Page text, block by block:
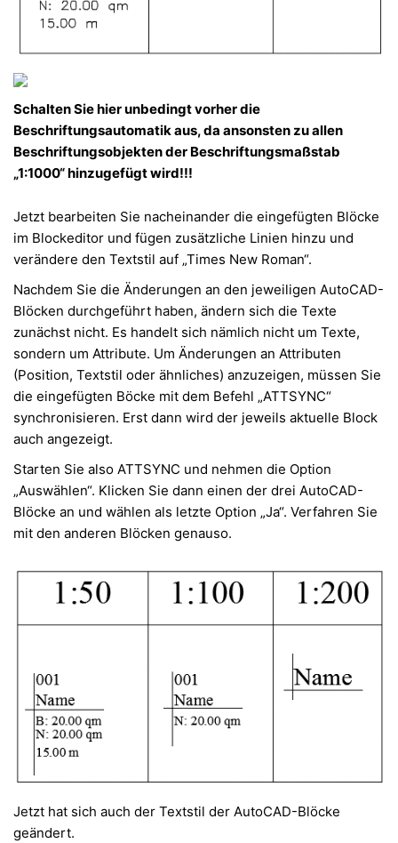
Schalten Sie hier unbedingt vorher die
Beschriftungsautomatik aus, da ansonsten zu allen
Beschriftungsobjekten der Beschriftungsmaßstab
„1:1000“ hinzugefügt wird!!!
Jetzt bearbeiten Sie nacheinander die eingefügten Blöcke
im Blockeditor und fügen zusätzliche Linien hinzu und
verändere den Textstil auf „Times New Roman“.
Nachdem Sie die Änderungen an den jeweiligen AutoCAD-
Blöcken durchgeführt haben, ändern sich die Texte
zunächst nicht. Es handelt sich nämlich nicht um Texte,
sondern um Attribute. Um Änderungen an Attributen
(Position, Textstil oder ähnliches) anzuzeigen, müssen Sie
die eingefügten Böcke mit dem Befehl „ATTSYNC“
synchronisieren. Erst dann wird der jeweils aktuelle Block
auch angezeigt.
Starten Sie also ATTSYNC und nehmen die Option
„Auswählen“. Klicken Sie dann einen der drei AutoCAD-
Blöcke an und wählen als letzte Option „Ja“. Verfahren Sie
mit den anderen Blöcken genauso.
Jetzt hat sich auch der Textstil der AutoCAD-Blöcke
geändert.